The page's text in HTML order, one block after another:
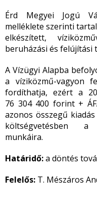
Érd Megyei Jogú
melléklete szerinti
elkészített,
beruházási és felújítási
A Vízügyi Alapba
a víziközmű-vagyon
fordíthatja, ezért a
76 304 400 forint +
azonos összegű
költségvetésben a
munkáira.
Határidő:a döntés
Felelős: T. Mészáros